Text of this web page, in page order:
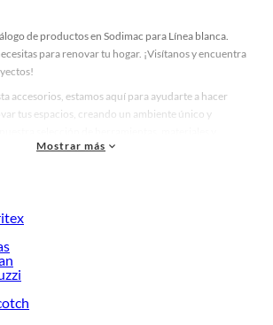
de productos en Sodimac para Línea blanca.
para renovar tu hogar. ¡Visítanos y encuentra
accesorios, estamos aquí para ayudarte a hacer
tus espacios, creando un ambiente único y
te ayudarán a crear un espacio más tú.
proyectos de decoración, estamos aquí para hacer
y encuentra todo lo que tenemos para ofrecerte en
de Línea blanca en Sodimac
y accesorios de calidad para tus proyectos y
y descubre todo lo que tenemos para
de productos de Línea blanca en Sodimac.
Mostrar más